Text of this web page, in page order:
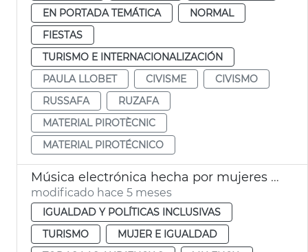
EN PORTADA TEMÁTICA
NORMAL
FIESTAS
TURISMO E INTERNACIONALIZACIÓN
PAULA LLOBET
CIVISME
CIVISMO
RUSSAFA
RUZAFA
MATERIAL PIROTÈCNIC
MATERIAL PIROTÉCNICO
Música electrónica hecha por mujeres València 8M
modificado hace 5 meses
IGUALDAD Y POLÍTICAS INCLUSIVAS
TURISMO
MUJER E IGUALDAD